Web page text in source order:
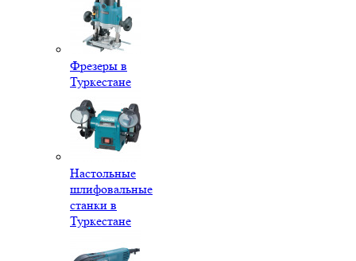
Фрезеры в
Туркестане
Настольные
шлифовальные
станки в
Туркестане